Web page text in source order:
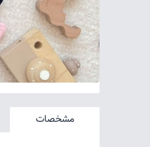
مشخصات